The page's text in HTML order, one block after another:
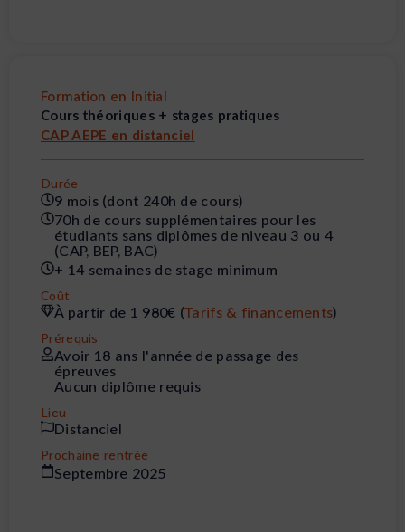
Formation en Initial
Cours théoriques + stages pratiques
CAP AEPE en distanciel
Durée
9 mois (dont 240h de cours)
70h de cours supplémentaires pour les
étudiants sans diplômes de niveau 3 ou 4
(CAP, BEP, BAC)
+ 14 semaines de stage minimum
Coût
À partir de 1 980€ (Tarifs & financements)
Prérequis
Avoir 18 ans l'année de passage des
épreuves
Aucun diplôme requis
Lieu
Distanciel
Prochaine rentrée
Septembre 2025